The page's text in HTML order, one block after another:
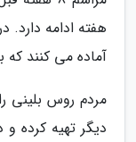
هفته ادامه دارد.
آماده می کنند که
مردم روس بلینی
دیگر تهیه کرده و